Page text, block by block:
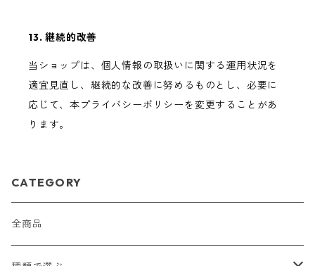
13. 継続的改善
当ショップは、個人情報の取扱いに関する運用状況を
適宜見直し、継続的な改善に努めるものとし、必要に
応じて、本プライバシーポリシーを変更することがあ
ります。
CATEGORY
全商品